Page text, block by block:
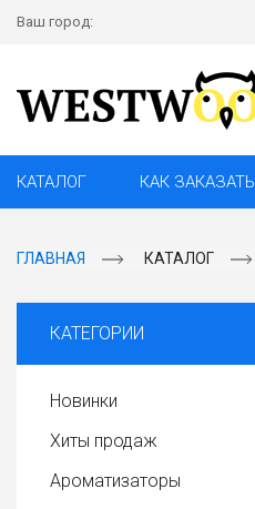
Ваш город:
КАТАЛОГ КАК ЗАКАЗАТЬ
ГЛАВНАЯ КАТАЛОГ
КАТЕГОРИИ
Новинки
Хиты продаж
Ароматизаторы